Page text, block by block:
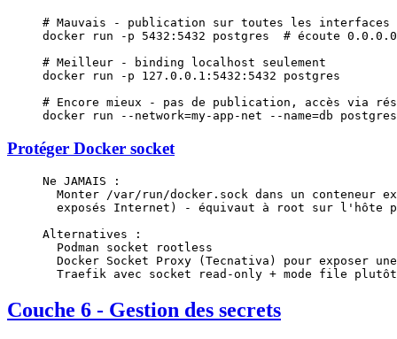
# Mauvais - publication sur toutes les interfaces
docker run -p 5432:5432 postgres
# écoute
# Meilleur - binding localhost seulement
docker run -p 127.0.0.1:5432:5432 postgres
# Encore mieux - pas de publication, accès via
docker run --network=my-app-net --name=db postgres
Protéger Docker socket
Ne JAMAIS :
Monter /var/run/docker.sock dans un conteneur
exposés Internet) - équivaut à root sur l'hôte
Alternatives :
  Podman socket rootless
Docker Socket Proxy (Tecnativa) pour exposer
Traefik avec socket read-only + mode file
Couche 6 - Gestion des secrets